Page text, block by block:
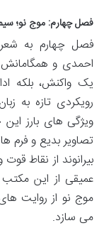
فصل چهارم: موج نو؛
فصل چهارم به
احمدی و همگامانش
یک واکنش، بلکه
رویکردی تازه به
ویژگی های بارز
تصاویر بدیع و فرم
بیرانوند از نقاط
عمیقی از این
موج نو از روایت
می سازد.